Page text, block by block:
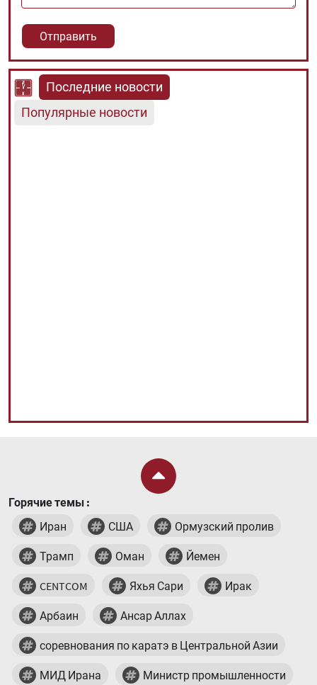
Последние новости
Популярные новости
Горячие темы :
Иран
США Ормузский пролив
Трамп Оман Йемен
CENTCOM Яхья Сари Ирак
Арбаин Ансар Аллах
соревнования по каратэ в Центральной Азии
МИД Ирана Министр промышленности